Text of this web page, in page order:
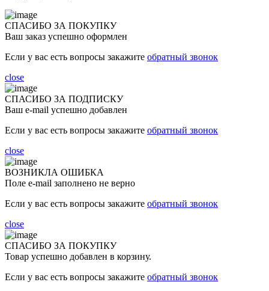
СПАСИБО ЗА ПОКУПКУ
Ваш заказ успешно оформлен
Если у вас есть вопросы закажите обратный звонок
close
СПАСИБО ЗА ПОДПИСКУ
Ваш e-mail успешно добавлен
Если у вас есть вопросы закажите обратный звонок
close
ВОЗНИКЛА ОШИБКА
Поле e-mail заполнено не верно
Если у вас есть вопросы закажите обратный звонок
close
СПАСИБО ЗА ПОКУПКУ
Товар успешно добавлен в корзину.
Если у вас есть вопросы закажите обратный звонок